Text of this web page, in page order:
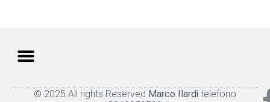
© 2025 All rights Reserved Marco Ilardi telefono